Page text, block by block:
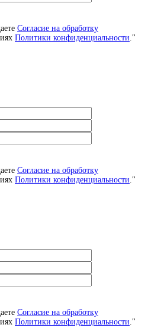
Согласие на обработку
Политики конфиденциальности ."
Согласие на обработку
Политики конфиденциальности ."
Согласие на обработку
Политики конфиденциальности ."